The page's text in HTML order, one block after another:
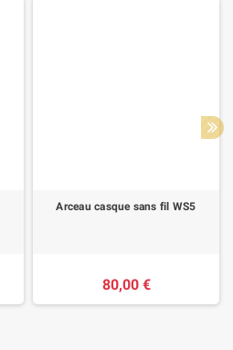
Arceau casque sans fil WS5
80,00 €